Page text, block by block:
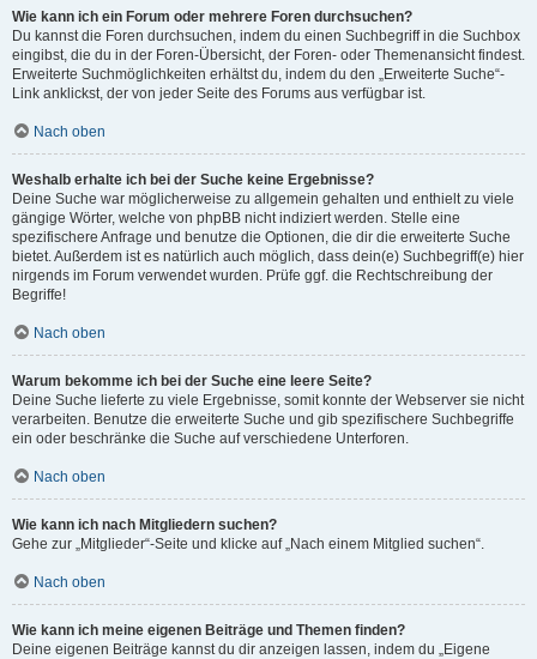
Wie kann ich ein Forum oder mehrere Foren durchsuchen?
Du kannst die Foren durchsuchen, indem du einen Suchbegriff in die Suchbox
eingibst, die du in der Foren-Übersicht, der Foren- oder Themenansicht findest.
Erweiterte Suchmöglichkeiten erhältst du, indem du den „Erweiterte Suche“-
Link anklickst, der von jeder Seite des Forums aus verfügbar ist.
Nach oben
Weshalb erhalte ich bei der Suche keine Ergebnisse?
Deine Suche war möglicherweise zu allgemein gehalten und enthielt zu viele
gängige Wörter, welche von phpBB nicht indiziert werden. Stelle eine
spezifischere Anfrage und benutze die Optionen, die dir die erweiterte Suche
bietet. Außerdem ist es natürlich auch möglich, dass dein(e) Suchbegriff(e) hier
nirgends im Forum verwendet wurden. Prüfe ggf. die Rechtschreibung der
Begriffe!
Nach oben
Warum bekomme ich bei der Suche eine leere Seite?
Deine Suche lieferte zu viele Ergebnisse, somit konnte der Webserver sie nicht
verarbeiten. Benutze die erweiterte Suche und gib spezifischere Suchbegriffe
ein oder beschränke die Suche auf verschiedene Unterforen.
Nach oben
Wie kann ich nach Mitgliedern suchen?
Gehe zur „Mitglieder“-Seite und klicke auf „Nach einem Mitglied suchen“.
Nach oben
Wie kann ich meine eigenen Beiträge und Themen finden?
Deine eigenen Beiträge kannst du dir anzeigen lassen, indem du „Eigene